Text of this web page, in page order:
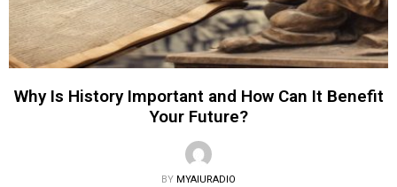
Why Is History Important and How Can It Benefit
Your Future?
BY MYAIURADIO